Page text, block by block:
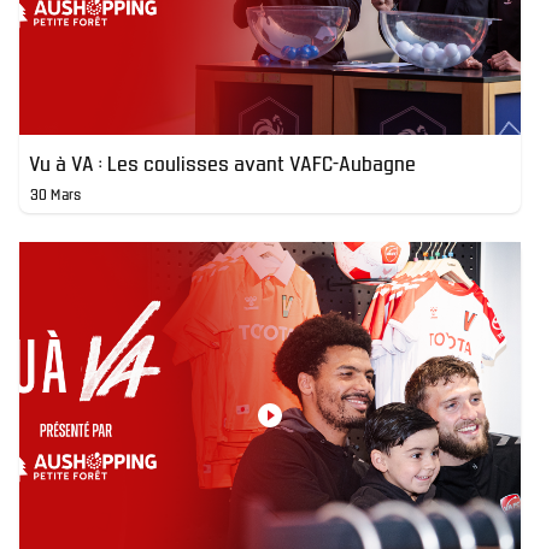
Vu à VA : Les coulisses avant VAFC-Aubagne
30 Mars